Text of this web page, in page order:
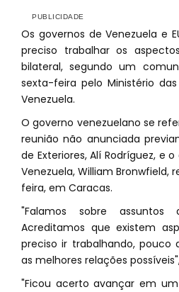
Os governos de Venezuela e
preciso trabalhar os
bilateral, segundo um
sexta-feira pelo Ministério das
Venezuela.
O governo venezuelano se
reunião não anunciada
de Exteriores, Alí Rodríguez, e
Venezuela, William Bronwfield,
feira, em Caracas.
"Falamos sobre assuntos
Acreditamos que existem
preciso ir trabalhando, pouco
as melhores relações
"Ficou acerto avançar em